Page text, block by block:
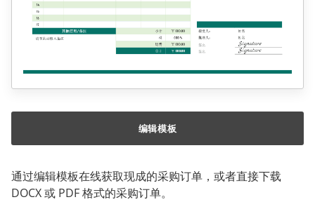
通过编辑模板在线获取现成的采购订单，或者直接下载
DOCX 或 PDF 格式的采购订单。
编辑模板